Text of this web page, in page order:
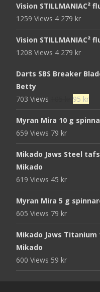
Vision STILLMANIAC²
1259 Views 4 279 kr
Vision STILLMANIAC²
1208 Views 4 279 kr
Darts SBS Breaker
Betty
703 Views
Det
priset
95 krDet
Myran Mira 10 g
659 Views 79 kr
Mikado Jaws Steel
Mikado
619 Views 45 kr
Myran Mira 5 g
605 Views 79 kr
Mikado Jaws
Mikado
600 Views 59 kr